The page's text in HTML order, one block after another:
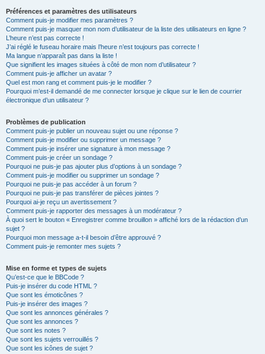
Préférences et paramètres des utilisateurs
Comment puis-je modifier mes paramètres ?
Comment puis-je masquer mon nom d’utilisateur de la liste des utilisateurs en ligne ?
L’heure n’est pas correcte !
J’ai réglé le fuseau horaire mais l’heure n’est toujours pas correcte !
Ma langue n’apparaît pas dans la liste !
Que signifient les images situées à côté de mon nom d’utilisateur ?
Comment puis-je afficher un avatar ?
Quel est mon rang et comment puis-je le modifier ?
Pourquoi m’est-il demandé de me connecter lorsque je clique sur le lien de courrier
électronique d’un utilisateur ?
Problèmes de publication
Comment puis-je publier un nouveau sujet ou une réponse ?
Comment puis-je modifier ou supprimer un message ?
Comment puis-je insérer une signature à mon message ?
Comment puis-je créer un sondage ?
Pourquoi ne puis-je pas ajouter plus d’options à un sondage ?
Comment puis-je modifier ou supprimer un sondage ?
Pourquoi ne puis-je pas accéder à un forum ?
Pourquoi ne puis-je pas transférer de pièces jointes ?
Pourquoi ai-je reçu un avertissement ?
Comment puis-je rapporter des messages à un modérateur ?
À quoi sert le bouton « Enregistrer comme brouillon » affiché lors de la rédaction d’un
sujet ?
Pourquoi mon message a-t-il besoin d’être approuvé ?
Comment puis-je remonter mes sujets ?
Mise en forme et types de sujets
Qu’est-ce que le BBCode ?
Puis-je insérer du code HTML ?
Que sont les émoticônes ?
Puis-je insérer des images ?
Que sont les annonces générales ?
Que sont les annonces ?
Que sont les notes ?
Que sont les sujets verrouillés ?
Que sont les icônes de sujet ?